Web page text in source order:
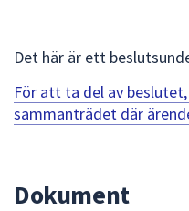
Det här är ett
För att ta del av
sammanträdet där
Dokument